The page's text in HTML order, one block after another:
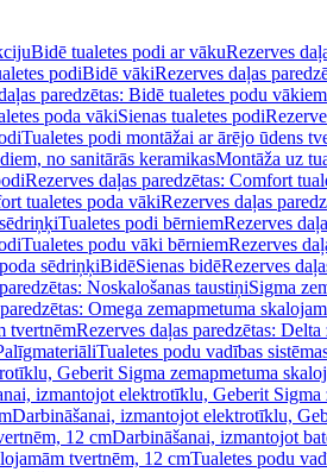
Bidē tualetes podi ar vākuRezerves
podiBidē vākiRezerves daļas
paredzētas: Bidē tualetes podu vākiem
poda vākiSienas tualetes podi
Tualetes podi montāžai ar ārējo ūdens
no sanitārās keramikasMontāža uz
Rezerves daļas paredzētas: Comfort
tualetes poda vākiRezerves daļas
Tualetes podi bērniemRezerves
Tualetes podu vāki bērniemRezerves
sēdriņķiBidēSienas bidēRezerves
Noskalošanas taustiņiSigma
Omega zemapmetuma
tvertnēmRezerves daļas paredzētas:
Tualetes podu vadības
Geberit Sigma zemapmetuma
izmantojot elektrotīklu, Geberit
Darbināšanai, izmantojot elektrotīklu,
12 cmDarbināšanai, izmantojot
tvertnēm, 12 cmTualetes podu